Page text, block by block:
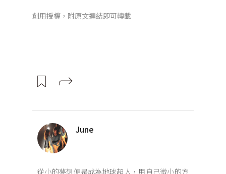
創用授權，附原文連結即可轉載
June
從小的夢想便是成為地球超人，用自己微小的方